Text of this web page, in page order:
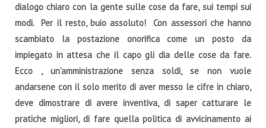
dialogo chiaro con la gente sulle cose da fare, sui tempi sui
modi. Per il resto, buio assoluto! Con assessori che hanno
scambiato la postazione onorifica come un posto da
impiegato in attesa che il capo gli dia delle cose da fare.
Ecco , un’amministrazione senza soldi, se non vuole
andarsene con il solo merito di aver messo le cifre in chiaro,
deve dimostrare di avere inventiva, di saper catturare le
pratiche migliori, di fare quella politica di avvicinamento ai